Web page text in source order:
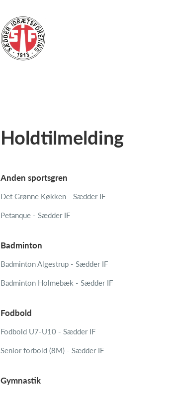
Holdtilmelding
Anden sportsgren
Det Grønne Køkken - Sædder IF
Petanque - Sædder IF
Badminton
Badminton Algestrup - Sædder IF
Badminton Holmebæk - Sædder IF
Fodbold
Fodbold U7-U10 - Sædder IF
Senior forbold (8M) - Sædder IF
Gymnastik